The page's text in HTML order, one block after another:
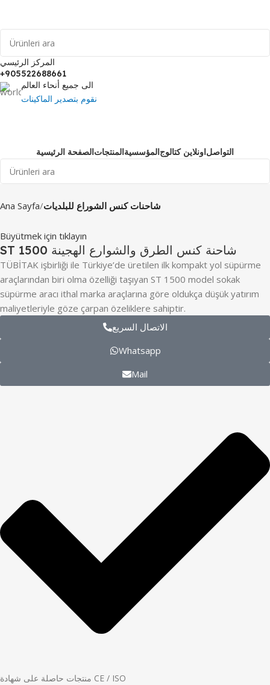
المركز الرئيسي
+905522688661
الى جميع أنحاء العالم
نقوم بتصدير الماكينات
الصفحة الرئيسيةالمنتجاتالمؤسسيةاونلاين كتالوجالتواصل
Ana Sayfa شاحنات كنس الشوراع للبلديات
Büyütmek için tıklayın
ST 1500 شاحنة كنس الطرق والشوارع الهجينة
TÜBİTAK işbirliği ile Türkiye’de üretilen ilk kompakt yol süpürme
araçlarından biri olma özelliği taşıyan ST 1500 model sokak
süpürme aracı ithal marka araçlarına göre oldukça düşük yatırım
maliyetleriyle göze çarpan özeliklere sahiptir.
الاتصال السريع
Whatsapp
Mail
منتجات حاصلة على شهادة CE / ISO